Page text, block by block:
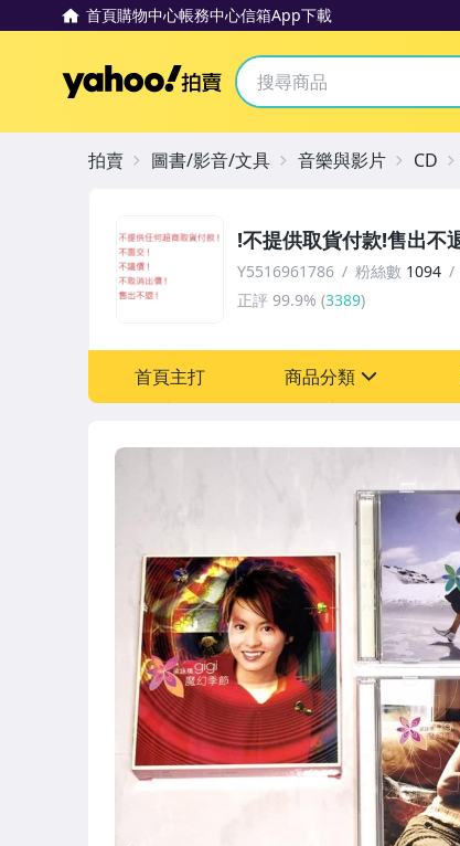
首頁購物中心帳務中心信箱App下載
Yahoo拍賣
!不提供取貨付款!售出不
Y5516961786 粉絲數 1094
正評 99.9% (3389)
首頁主打 商品分類
拍賣 圖書/影音/文具 音樂與影片 CD